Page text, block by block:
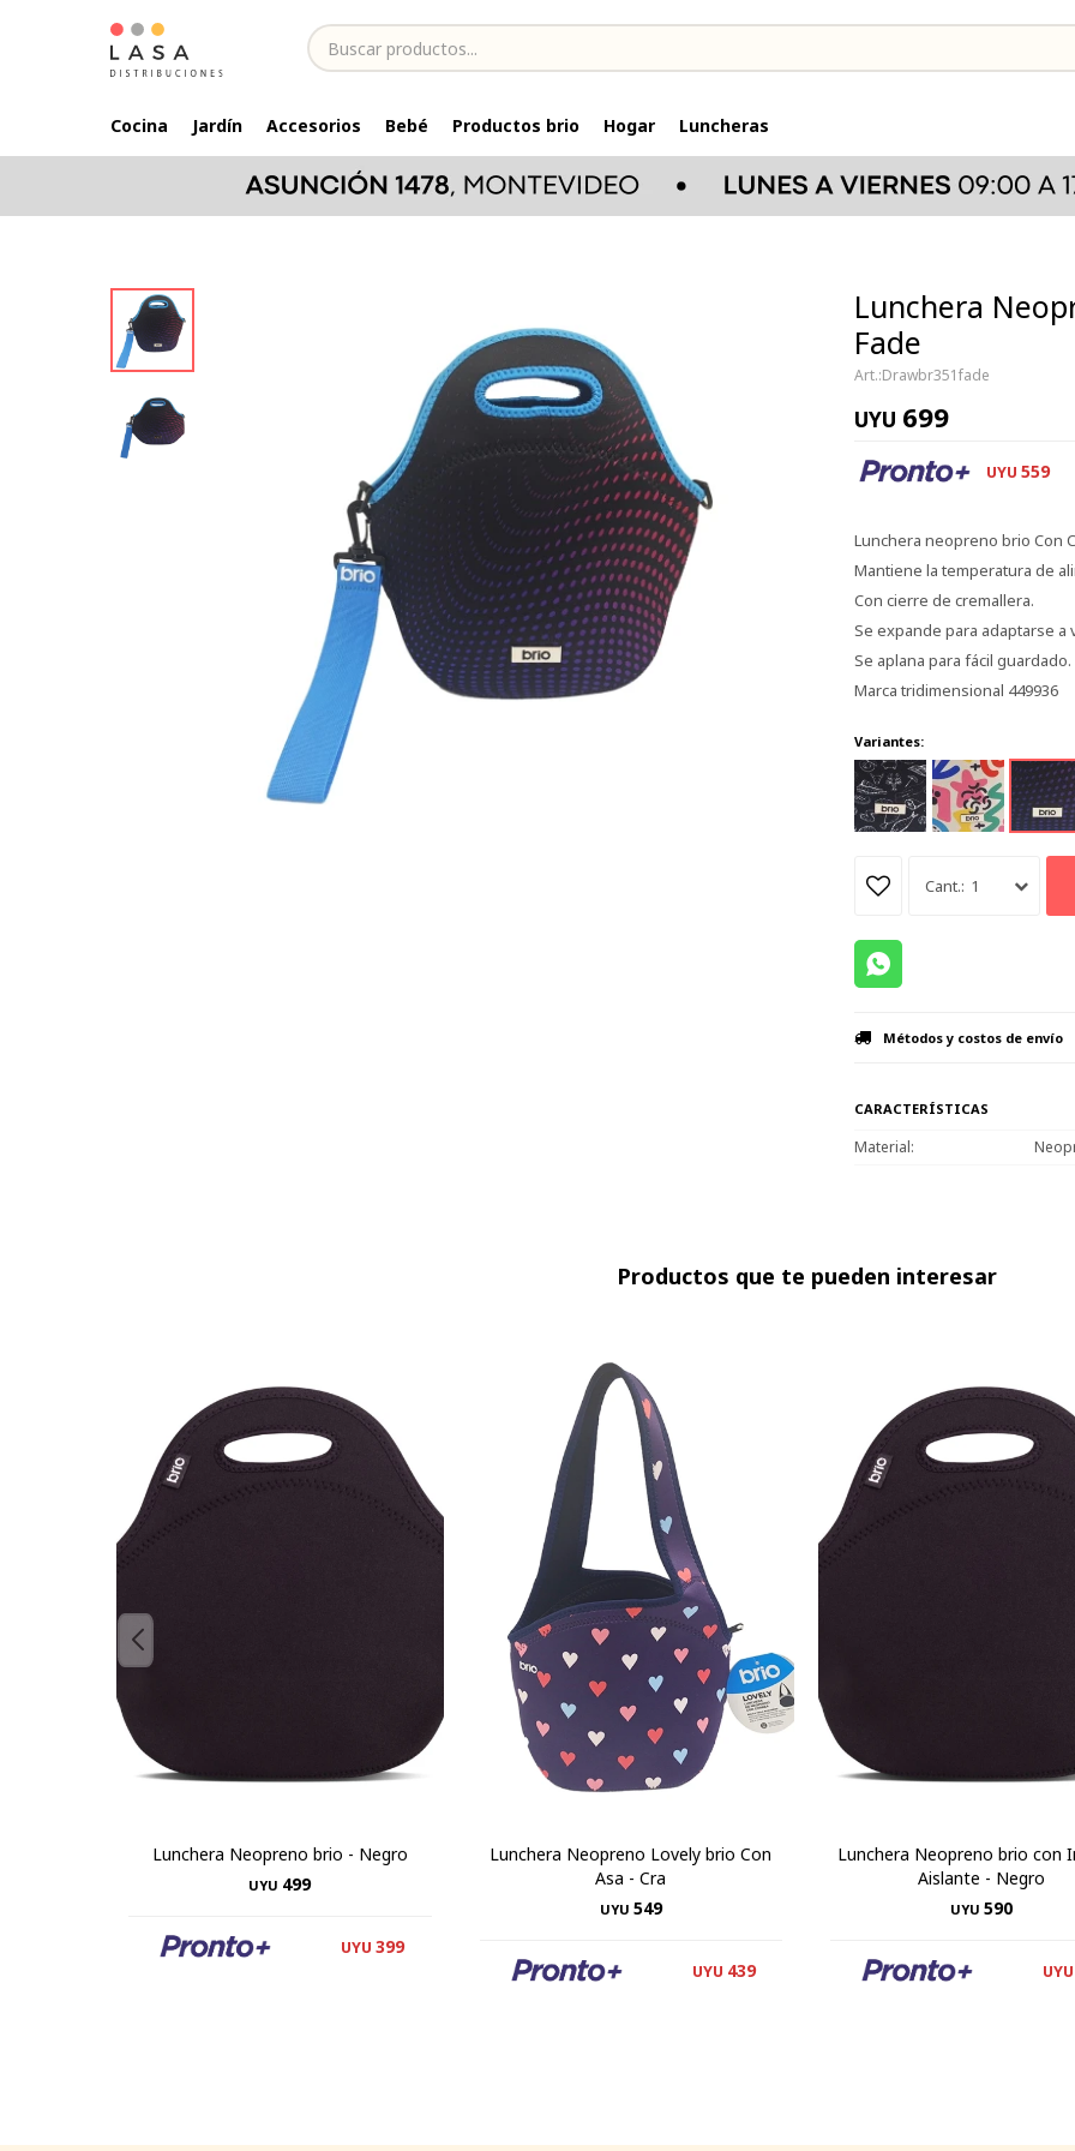
Cocina Jardín Accesorios Bebé Productos brio Hogar Luncheras
Lunchera
Fade
Drawbr351fade
UYU 699
UYU 559
Lunchera neopreno brio Con
Mantiene la temperatura de
Con cierre de cremallera.
Se expande para adaptarse
Se aplana para fácil guardado.
Marca tridimensional 449936
Variantes:
1
Métodos y costos de envío
CARACTERÍSTICAS
Material
Productos que te pueden interesar
Lunchera Neopreno brio - Negro
UYU 499
UYU 399
Lunchera Neopreno Lovely brio Con
Asa - Cra
UYU 549
UYU 439
Lunchera Neopreno brio con
Aislante - Negro
UYU 590
UYU